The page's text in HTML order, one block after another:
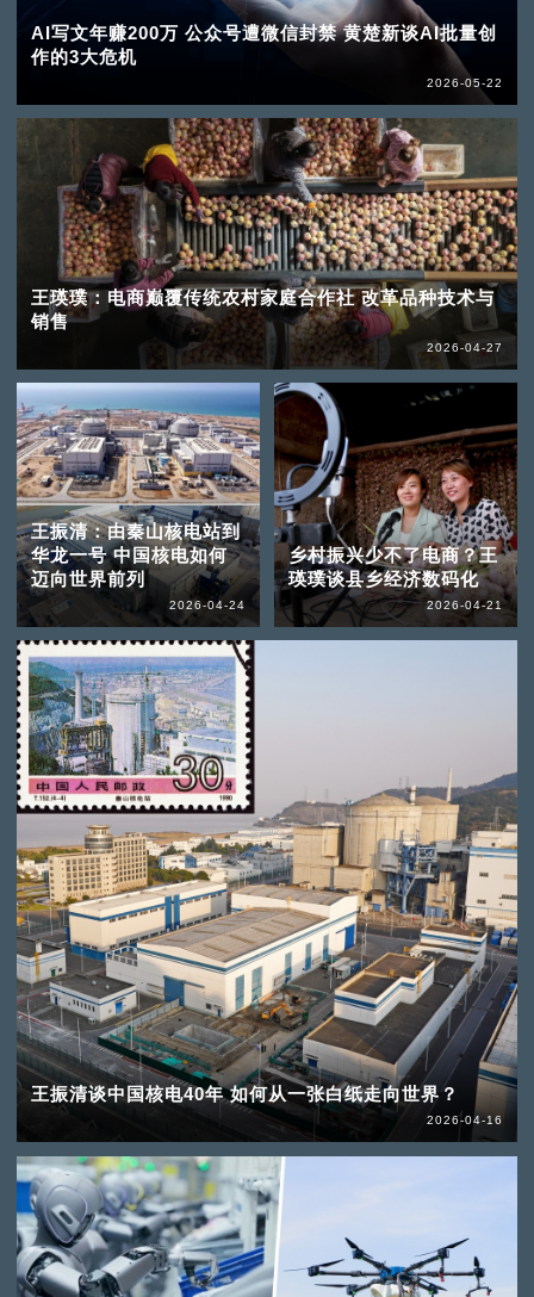
AI写文年赚200万 公众号遭微信封禁 黄楚新谈AI批量创
作的3大危机
2026-05-22
王瑛璞：电商巅覆传统农村家庭合作社 改革品种技术与
销售
2026-04-27
王振清：由秦山核电站到
华龙一号 中国核电如何
迈向世界前列
2026-04-24
乡村振兴少不了电商？王
瑛璞谈县乡经济数码化
2026-04-21
王振清谈中国核电40年 如何从一张白纸走向世界？
2026-04-16